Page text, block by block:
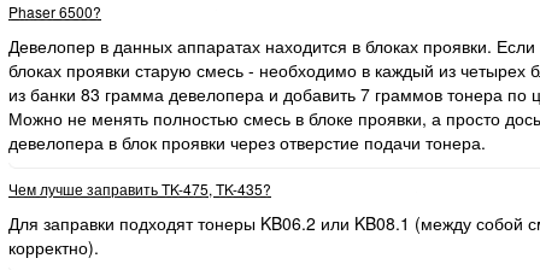
Phaser 6500?
Девелопер в данных аппаратах находится в блоках проявки.
блоках проявки старую смесь - необходимо в каждый из четырех
из банки 83 грамма девелопера и добавить 7 граммов тонера по
Можно не менять полностью смесь в блоке проявки, а просто
девелопера в блок проявки через отверстие подачи тонера.
Чем лучше заправить TK-475, TK-435?
Для заправки подходят тонеры KB06.2 или KB08.1 (между собой
корректно).